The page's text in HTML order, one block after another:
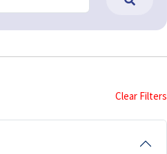
Clear Filters